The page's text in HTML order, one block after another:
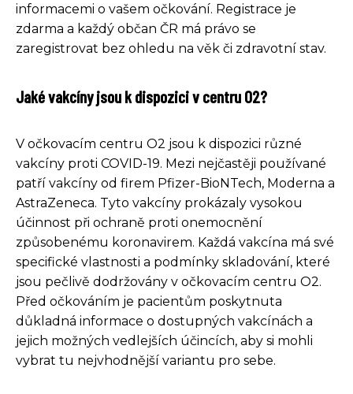
informacemi o vašem očkování. Registrace je
zdarma a každý občan ČR má právo se
zaregistrovat bez ohledu na věk či zdravotní stav.
Jaké vakcíny jsou k dispozici v centru O2?
V očkovacím centru O2 jsou k dispozici různé
vakcíny proti COVID-19. Mezi nejčastěji používané
patří vakcíny od firem Pfizer-BioNTech, Moderna a
AstraZeneca. Tyto vakcíny prokázaly vysokou
účinnost při ochraně proti onemocnění
způsobenému koronavirem. Každá vakcína má své
specifické vlastnosti a podmínky skladování, které
jsou pečlivě dodržovány v očkovacím centru O2.
Před očkováním je pacientům poskytnuta
důkladná informace o dostupných vakcínách a
jejich možných vedlejších účincích, aby si mohli
vybrat tu nejvhodnější variantu pro sebe.